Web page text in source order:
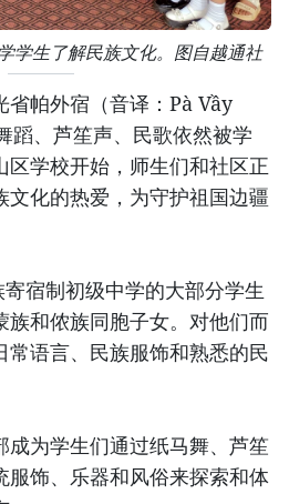
学生了解民族文化。图自越通社
帕外宿（音译：Pà Vầy
蹈、芦笙声、民歌依然被学
区学校开始，师生们和社区正
文化的热爱，为守护祖国边疆
宿制初级中学的大部分学生
族和侬族同胞子女。对他们而
常语言、民族服饰和熟悉的民
成为学生们通过纸马舞、芦笙
服饰、乐器和风俗来探索和体